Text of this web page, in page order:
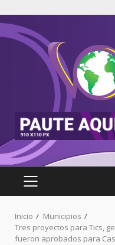
Inicio
Municipios
Tres proyectos para Tics,
fueron aprobados para